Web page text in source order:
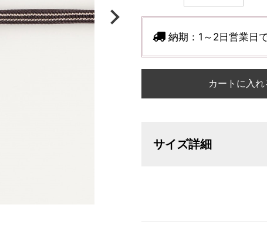
納期： 1～2日営業日
カートに入れ
サイズ詳細